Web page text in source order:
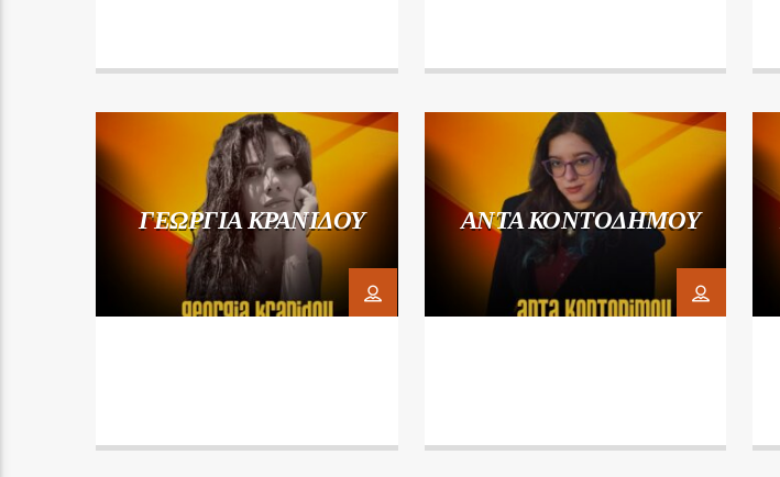
ΓΕΩΡΓΙΑ ΚΡΑΝΙΔΟΥ ΑΝΤΑ ΚΟΝΤΟΔΗΜΟΥ